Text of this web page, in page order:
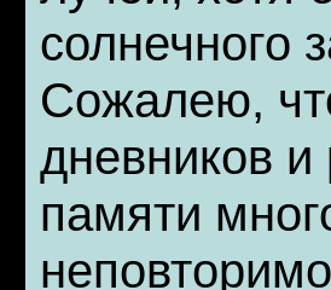
солнечного
Сожалею,
дневников и
памяти